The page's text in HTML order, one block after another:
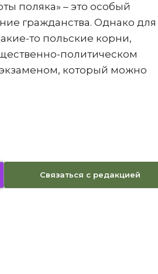
поляка» – это особый
гражданства. Однако для
то польские корни,
политическом
экзаменом, который можно
Связаться с редакцией